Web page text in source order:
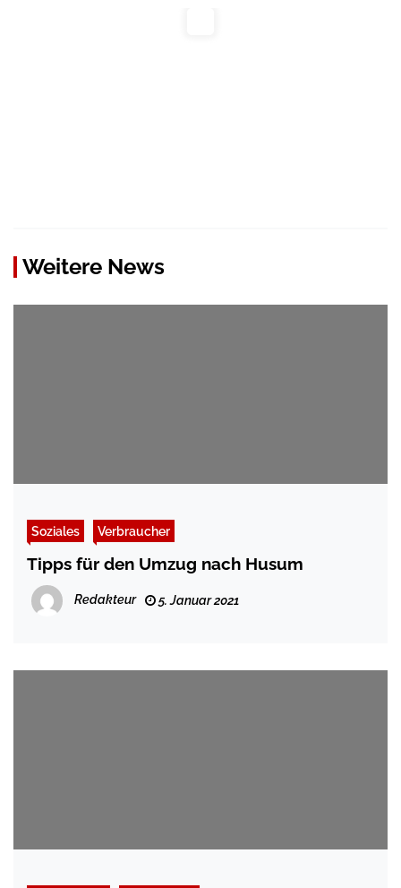
Weitere News
Soziales Verbraucher
Tipps für den Umzug nach Husum
Redakteur 5. Januar 2021